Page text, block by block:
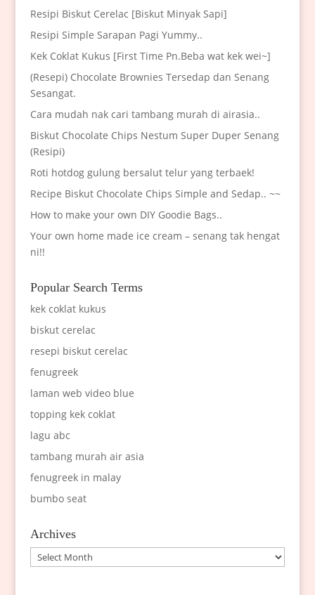
Resipi Biskut Cerelac [Biskut Minyak Sapi]
Resipi Simple Sarapan Pagi Yummy..
Kek Coklat Kukus [First Time Pn.Beba wat kek wei~]
(Resepi) Chocolate Brownies Tersedap dan Senang
Sesangat.
Cara mudah nak cari tambang murah di airasia..
Biskut Chocolate Chips Nestum Super Duper Senang
(Resipi)
Roti hotdog gulung bersalut telur yang terbaek!
Recipe Biskut Chocolate Chips Simple and Sedap.. ~~
How to make your own DIY Goodie Bags..
Your own home made ice cream – senang tak hengat
ni!!
Popular Search Terms
kek coklat kukus
biskut cerelac
resepi biskut cerelac
fenugreek
laman web video blue
topping kek coklat
lagu abc
tambang murah air asia
fenugreek in malay
bumbo seat
Archives
Archives